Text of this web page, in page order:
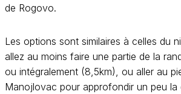
de Rogovo.
Les options sont similaires à celles du
allez au moins faire une partie de la
ou intégralement (8,5km), ou aller au
Manojlovac pour approfondir un peu la